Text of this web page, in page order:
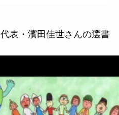
表・濱田佳世さんの選書